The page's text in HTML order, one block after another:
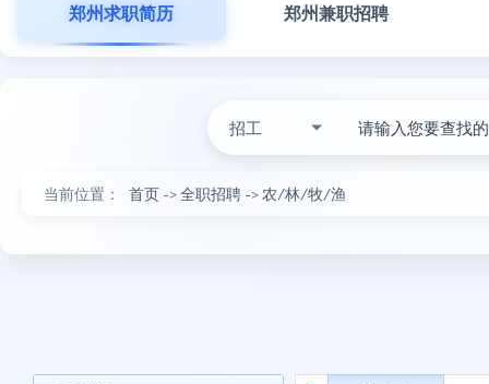
郑州求职简历 郑州兼职招聘
招工
当前位置： 首页 ->全职招聘 -> 农/林/牧/渔